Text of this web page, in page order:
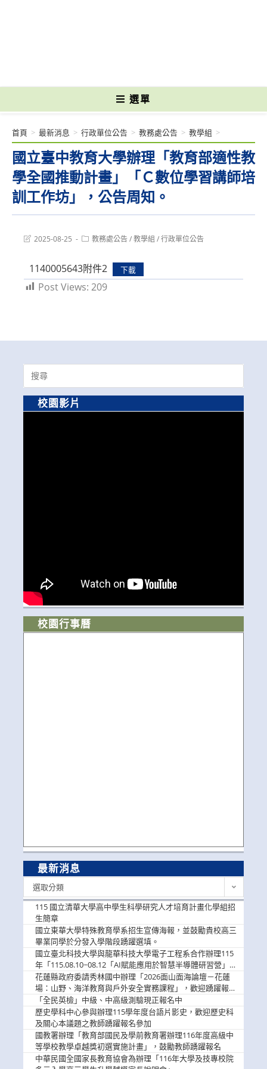
選單
國立臺中教育大學辦理「教育部適性教
學全國推動計畫」「Ｃ數位學習講師培
訓工作坊」，公告周知。
首頁 > 最新消息 > 行政單位公告 > 教務處公告 > 教學組 >
Post2025-08-25
Post教務處公告/教學組 /行政單位公告
1140005643附件2 下載
Post Views: 209
Search
for:
校園影片
校園行事曆
最新消息
選取分類
115 國立清華大學高中學生科學研究人才培育計畫化學組招
生簡章
國立東華大學特殊教育學系招生宣傳海報，並鼓勵貴校高三
畢業同學於分發入學階段踴躍選填。
國立臺北科技大學與龍華科技大學電子工程系合作辦理115
年「115.08.10~08.12「AI賦能應用於智慧半導體研習營」，
歡迎學生踴躍報名參加
花蓮縣政府委請秀林國中辦理「2026面山面海論壇－花蓮
場：山野、海洋教育與戶外安全實務課程」，歡迎踴躍報名
參加
「全民英檢」中級、中高級測驗現正報名中
歷史學科中心參與辦理115學年度台語片影史，歡迎歷史科
及關心本議題之教師踴躍報名參加
國教署辦理「教育部國民及學前教育署辦理116年度高級中
等學校教學卓越獎初選實施計畫」，鼓勵教師踴躍報名
中華民國全國家長教育協會為辦理「116年大學及技專校院